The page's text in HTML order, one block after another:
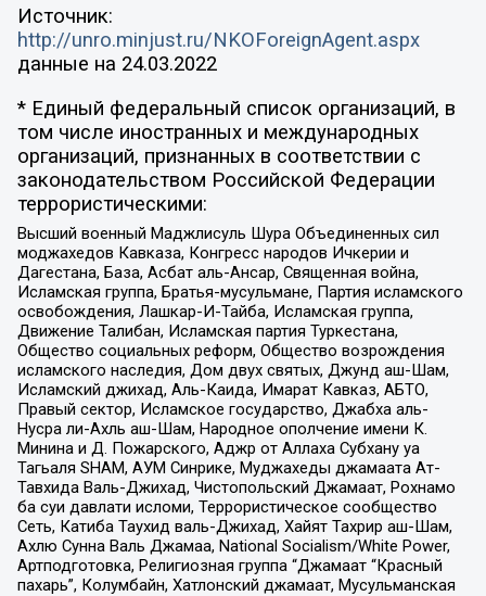
Источник:
http://unro.minjust.ru/NKOForeignAgent.aspx
данные на 24.03.2022
* Единый федеральный список организаций, в
том числе иностранных и международных
организаций, признанных в соответствии с
законодательством Российской Федерации
террористическими:
Высший военный Маджлисуль Шура Объединенных сил
моджахедов Кавказа, Конгресс народов Ичкерии и
Дагестана, База, Асбат аль-Ансар, Священная война,
Исламская группа, Братья-мусульмане, Партия исламского
освобождения, Лашкар-И-Тайба, Исламская группа,
Движение Талибан, Исламская партия Туркестана,
Общество социальных реформ, Общество возрождения
исламского наследия, Дом двух святых, Джунд аш-Шам,
Исламский джихад, Аль-Каида, Имарат Кавказ, АБТО,
Правый сектор, Исламское государство, Джабха аль-
Нусра ли-Ахль аш-Шам, Народное ополчение имени К.
Минина и Д. Пожарского, Аджр от Аллаха Субхану уа
Тагьаля SHAM, АУМ Синрике, Муджахеды джамаата Ат-
Тавхида Валь-Джихад, Чистопольский Джамаат, Рохнамо
ба суи давлати исломи, Террористическое сообщество
Сеть, Катиба Таухид валь-Джихад, Хайят Тахрир аш-Шам,
Ахлю Сунна Валь Джамаа, National Socialism/White Power,
Артподготовка, Религиозная группа “Джамаат “Красный
пахарь”, Колумбайн, Хатлонский джамаат, Мусульманская